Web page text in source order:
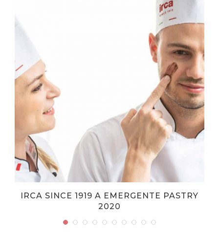
IRCA SINCE 1919 A EMERGENTE PASTRY
2020